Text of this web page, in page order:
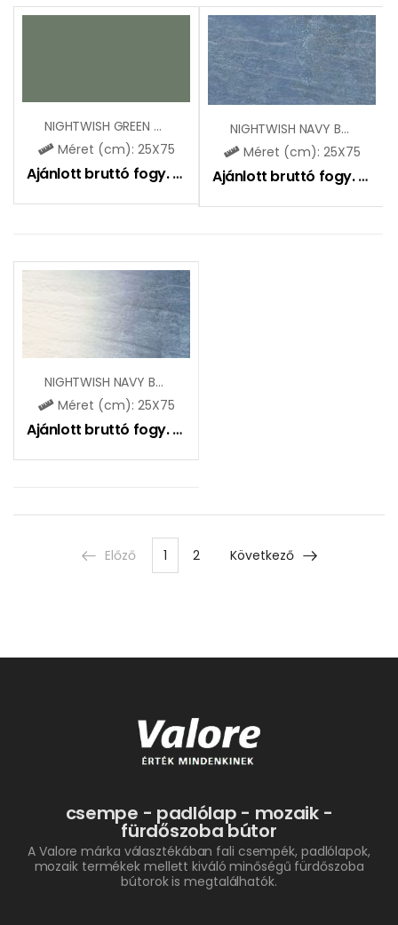
NIGHTWISH GREEN MAT
Méret (cm): 25X75
Ajánlott bruttó fogy. ár: 10750Ft
NIGHTWISH NAVY BLUE STR MAT
Méret (cm): 25X75
Ajánlott bruttó fogy. ár:
NIGHTWISH NAVY BLUE TONAL STR MAT
Méret (cm): 25X75
Ajánlott bruttó fogy. ár:
Előző 1 2 Következő
csempe - padlólap - mozaik -
fürdőszoba bútor
A Valore márka választékában fali csempék, padlólapok,
mozaik termékek mellett kiváló minőségű fürdőszoba
bútorok is megtalálhatók.